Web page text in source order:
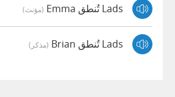
Lads تُنطق Emma (مؤنث)
Lads تُنطق Brian (مذكر)